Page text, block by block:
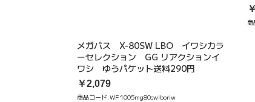
メガバス X-80SW LBO イワシカラ
ーセレクション GG リアクションイ
ワシ ゆうパケット送料290円
￥2,079
商品コード:WF1005mg80swlboriw